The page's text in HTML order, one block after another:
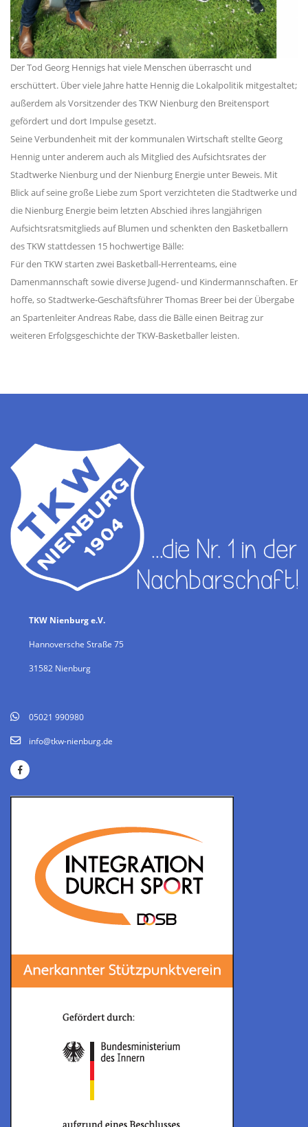
Der Tod Georg Hennigs hat viele Menschen überrascht und
erschüttert. Über viele Jahre hatte Hennig die Lokalpolitik mitgestaltet;
außerdem als Vorsitzender des TKW Nienburg den Breitensport
gefördert und dort Impulse gesetzt.
Seine Verbundenheit mit der kommunalen Wirtschaft stellte Georg
Hennig unter anderem auch als Mitglied des Aufsichtsrates der
Stadtwerke Nienburg und der Nienburg Energie unter Beweis. Mit
Blick auf seine große Liebe zum Sport verzichteten die Stadtwerke und
die Nienburg Energie beim letzten Abschied ihres langjährigen
Aufsichtsratsmitglieds auf Blumen und schenkten den Basketballern
des TKW stattdessen 15 hochwertige Bälle:
Für den TKW starten zwei Basketball-Herrenteams, eine
Damenmannschaft sowie diverse Jugend- und Kindermannschaften. Er
hoffe, so Stadtwerke-Geschäftsführer Thomas Breer bei der Übergabe
an Spartenleiter Andreas Rabe, dass die Bälle einen Beitrag zur
weiteren Erfolgsgeschichte der TKW-Basketballer leisten.
TKW Nienburg e.V.
Hannoversche Straße 75
31582 Nienburg
05021 990980
info@tkw-nienburg.de